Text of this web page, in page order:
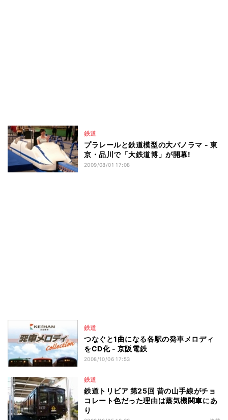
鉄道
プラレールと鉄道模型の大パノラマ - 東
京・品川で「大鉄道博」が開幕!
2009/08/01 17:08
鉄道
つなぐと1曲になる各駅の発車メロディ
をCD化 - 京阪電鉄
2008/10/06 17:53
鉄道
鉄道トリビア 第25回 昔の山手線がチョ
コレート色だった理由は蒸気機関車にあ
り